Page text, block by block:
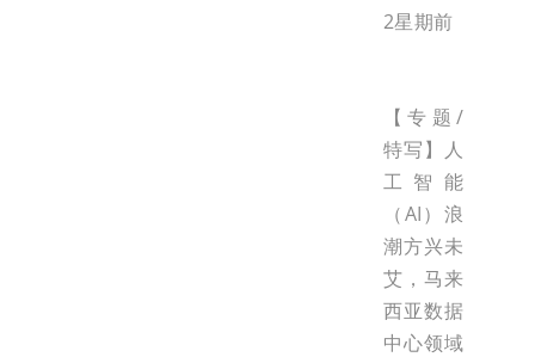
2星期前
【专题/
特写】人
工智能
（AI）浪
潮方兴未
艾，马来
西亚数据
中心领域